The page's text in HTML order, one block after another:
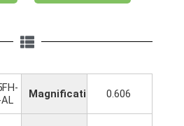
Magnification(x)0.606